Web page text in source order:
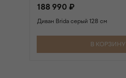
188 990 ₽
Диван Brida серый 128 см
В КОРЗИНУ